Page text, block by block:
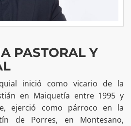
PASTORAL Y
inició como vicario de la
en Maiquetía entre 1995 y
ejerció como párroco en la
de Porres, en Montesano,